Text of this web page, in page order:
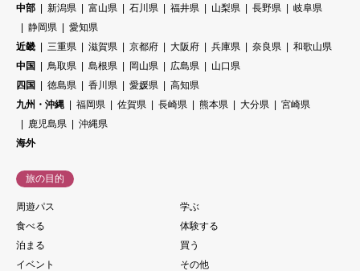
中部
新潟県 富山県 石川県 福井県 山梨県 長野県
岐阜県
静岡県
愛知県
近畿
三重県 滋賀県 京都府 大阪府 兵庫県 奈良県
和歌山県
中国
鳥取県 島根県 岡山県 広島県
山口県
四国
徳島県 香川県 愛媛県
高知県
九州・沖縄
福岡県 佐賀県 長崎県 熊本県 大分県
宮崎県
鹿児島県
沖縄県
海外
旅の目的
周遊パス
学ぶ
食べる
体験する
泊まる
買う
イベント
その他